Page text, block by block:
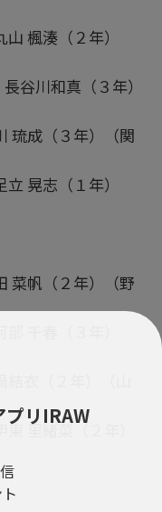
リIRAW
楓湊（２年）
谷川和真（３年）
琉成（３年）（関
晃志（１年）
菜帆（２年）（野
千春（３年）
衣（２年）（山
里緒菜（２年）